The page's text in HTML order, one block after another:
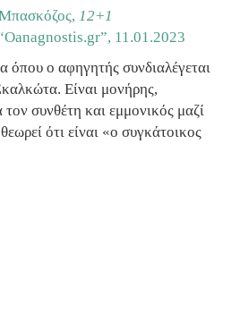
12+1
11.01.2023
όπου ο αφηγητής συνδιαλέγεται
Είναι μονήρης,
τον συνθέτη και εμμονικός μαζί
ότι είναι «ο συγκάτοικος